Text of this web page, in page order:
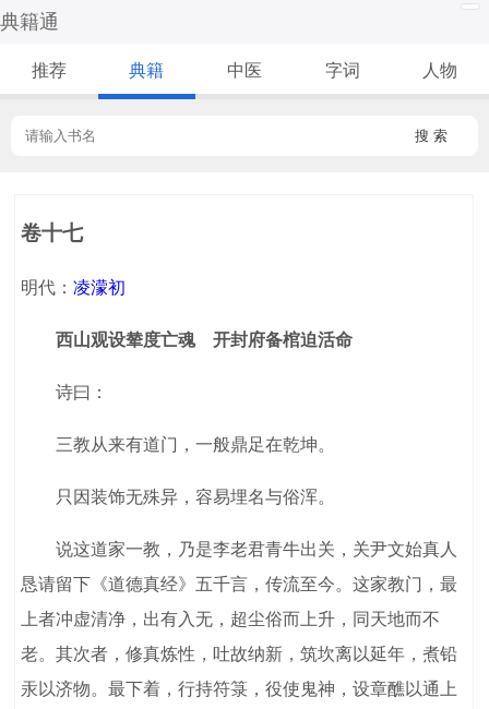
典籍通
推荐 典籍 中医 字词 人物
搜 索
卷十七
明代：凌濛初
西山观设辇度亡魂 开封府备棺迫活命
诗曰：
三教从来有道门，一般鼎足在乾坤。
只因装饰无殊异，容易埋名与俗浑。
说这道家一教，乃是李老君青牛出关，关尹文始真人
恳请留下《道德真经》五千言，传流至今。这家教门，最
上者冲虚清净，出有入无，超尘俗而上升，同天地而不
老。其次者，修真炼性，吐故纳新，筑坎离以延年，煮铅
汞以济物。最下着，行持符箓，役使鬼神，设章醮以通上